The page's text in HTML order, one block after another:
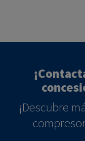
¡Descubre